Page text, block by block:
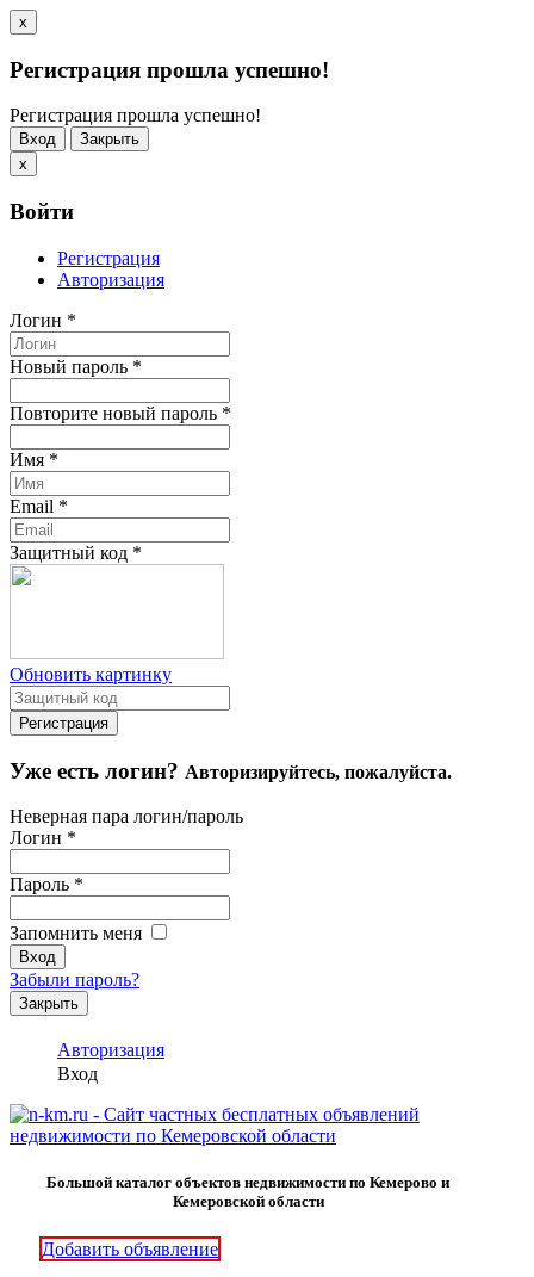
x
Регистрация прошла успешно!
Регистрация прошла успешно!
Вход
Закрыть
x
Войти
Регистрация
Авторизация
Логин *
Новый пароль *
Повторите новый пароль *
Имя *
Email *
Защитный код *
Обновить картинку
Уже есть логин? Авторизируйтесь, пожалуйста.
Неверная пара логин/пароль
Логин *
Пароль *
Запомнить меня
Забыли пароль?
Закрыть
Авторизация
Вход
Большой каталог объектов недвижимости по Кемерово и
Кемеровской области
Добавить объявление